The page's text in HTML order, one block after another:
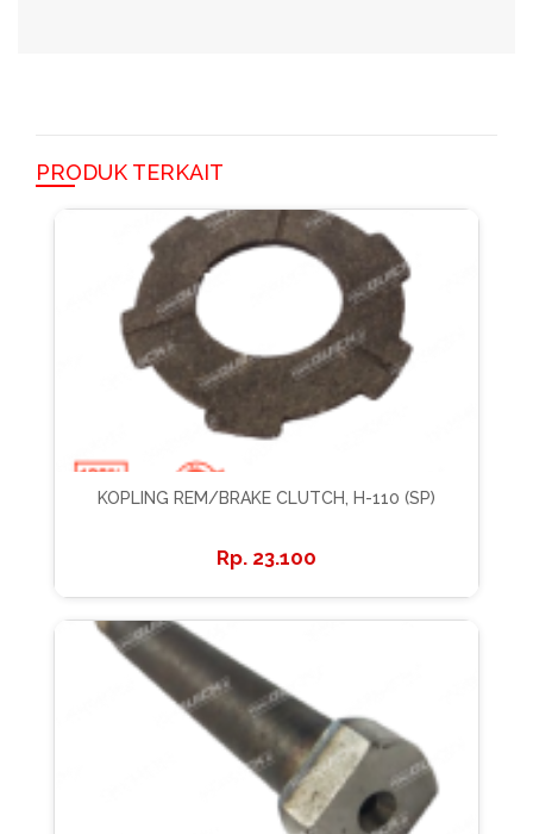
PRODUK TERKAIT
KOPLING REM/BRAKE CLUTCH, H-110 (SP)
23.100